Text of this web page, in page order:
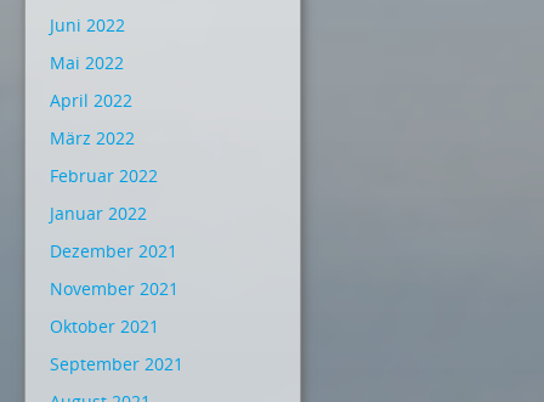
Juni 2022
Mai 2022
April 2022
März 2022
Februar 2022
Januar 2022
Dezember 2021
November 2021
Oktober 2021
September 2021